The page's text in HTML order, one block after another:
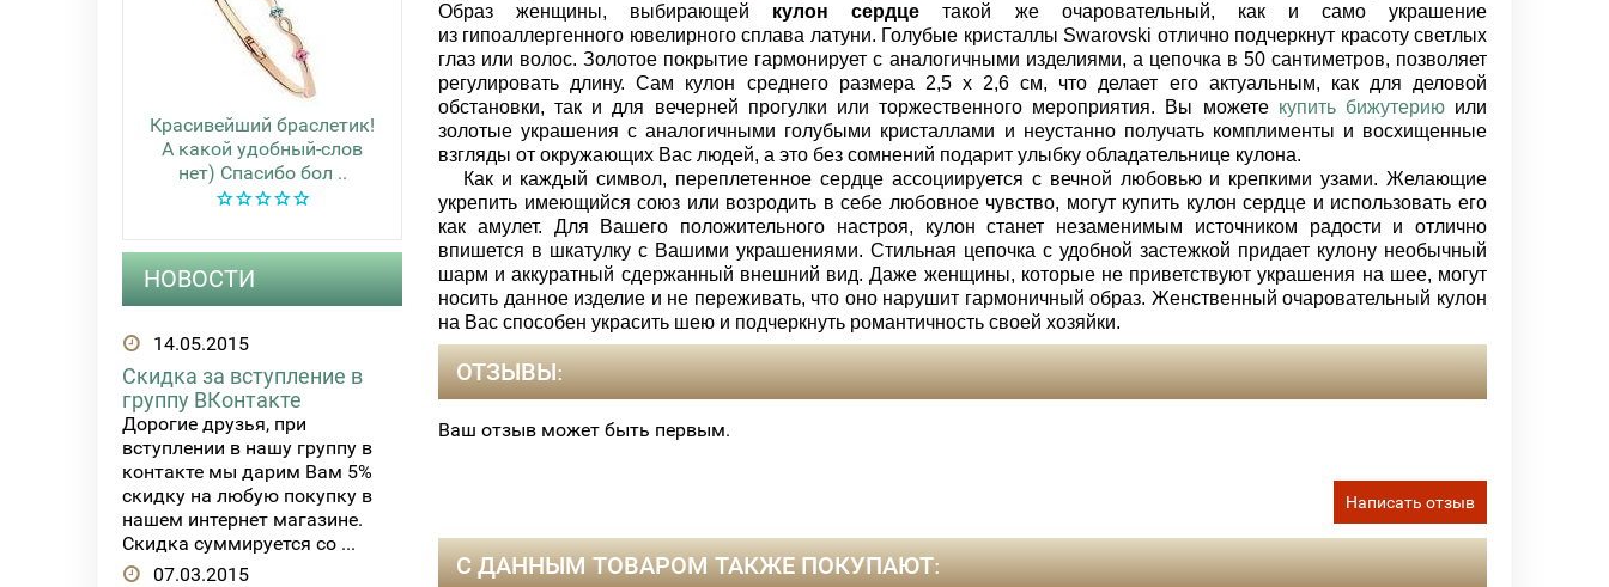
Красивейший браслетик!
А какой удобный-слов
нет) Спасибо бол ..
НОВОСТИ
14.05.2015
Скидка за вступление в
группу ВКонтакте
Дорогие друзья, при
вступлении в нашу группу в
контакте мы дарим Вам 5%
скидку на любую покупку в
нашем интернет магазине.
Скидка суммируется со ...
07.03.2015
Образ женщины, выбирающей кулон сердце такой же очаровательный, как и само украшение
из гипоаллергенного ювелирного сплава латуни. Голубые кристаллы Swarovski отлично подчеркнут красоту светлых
глаз или волос. Золотое покрытие гармонирует с аналогичными изделиями, а цепочка в 50 сантиметров, позволяет
регулировать длину. Сам кулон среднего размера 2,5 х 2,6 см, что делает его актуальным, как для деловой
обстановки, так и для вечерней прогулки или торжественного мероприятия. Вы можете купить бижутериюили
золотые украшения с аналогичными голубыми кристаллами и неустанно получать комплименты и восхищенные
взгляды от окружающих Вас людей, а это без сомнений подарит улыбку обладательнице кулона.
Как и каждый символ, переплетенное сердце ассоциируется с вечной любовью и крепкими узами. Желающие
укрепить имеющийся союз или возродить в себе любовное чувство, могут купить кулон сердце и использовать его
как амулет. Для Вашего положительного настроя, кулон станет незаменимым источником радости и отлично
впишется в шкатулку с Вашими украшениями. Стильная цепочка с удобной застежкой придает кулону необычный
шарм и аккуратный сдержанный внешний вид. Даже женщины, которые не приветствуют украшения на шее, могут
носить данное изделие и не переживать, что оно нарушит гармоничный образ. Женственный очаровательный кулон
на Вас способен украсить шею и подчеркнуть романтичность своей хозяйки.
ОТЗЫВЫ:
Ваш отзыв может быть первым.
Написать отзыв
С ДАННЫМ ТОВАРОМ ТАКЖЕ ПОКУПАЮТ: